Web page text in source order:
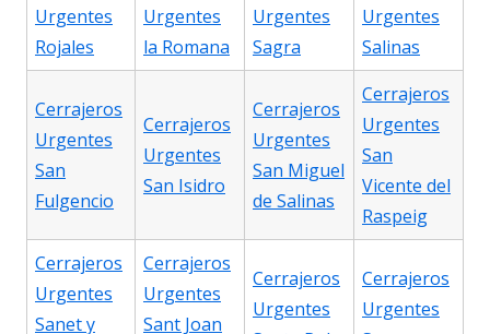
Urgentes
Rojales
Urgentes
la Romana
Urgentes
Sagra
Urgentes
Salinas
Cerrajeros
Urgentes
San
Fulgencio
Cerrajeros
Urgentes
San Isidro
Cerrajeros
Urgentes
San Miguel
de Salinas
Cerrajeros
Urgentes
San
Vicente del
Raspeig
Cerrajeros
Urgentes
Sanet y
Cerrajeros
Urgentes
Sant Joan
Cerrajeros
Urgentes
Cerrajeros
Urgentes